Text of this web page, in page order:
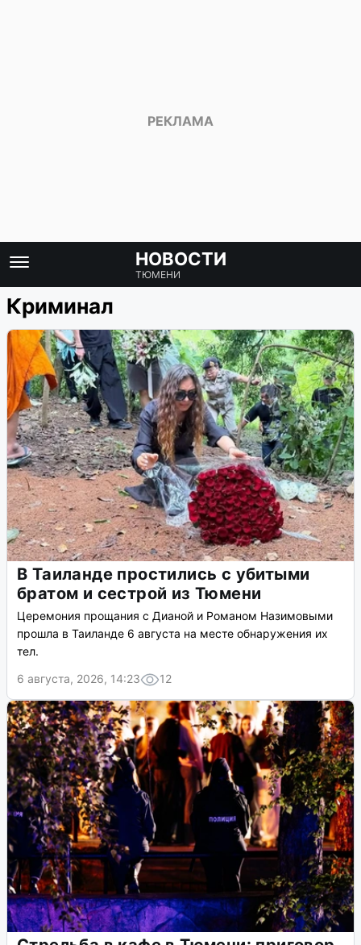
НОВОСТИ
ТЮМЕНИ
Криминал
В Таиланде простились с убитыми
братом и сестрой из Тюмени
Церемония прощания с Дианой и Романом Назимовыми
прошла в Таиланде 6 августа на месте обнаружения их
тел.
6 августа, 2026, 14:23
12